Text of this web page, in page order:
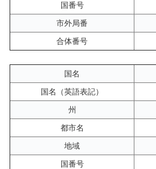
国番号
市外局番
合体番号
国名
国名（英語表記）
州
都市名
地域
国番号